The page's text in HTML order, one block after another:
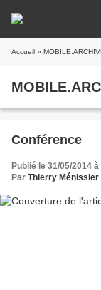
Accueil »
Conférence
Publié le 31/05/2014
Par Thierry Ménissier